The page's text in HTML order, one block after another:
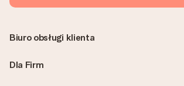
Biuro obsługi klienta
Dla Firm